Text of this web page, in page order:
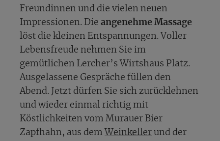
Freundinnen und die vielen neuen
Impressionen. Die angenehme Massage
löst die kleinen Entspannungen. Voller
Lebensfreude nehmen Sie im
gemütlichen Lercher’s Wirtshaus Platz.
Ausgelassene Gespräche füllen den
Abend. Jetzt dürfen Sie sich zurücklehnen
und wieder einmal richtig mit
Köstlichkeiten vom Murauer Bier
Zapfhahn, aus dem Weinkeller und der